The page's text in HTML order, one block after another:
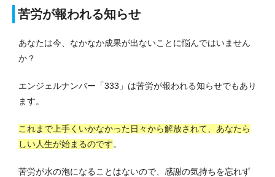
苦労が報われる知らせ
あなたは今、なかなか成果が出ないことに悩んではいません
か？
エンジェルナンバー「333」は苦労が報われる知らせでもあり
ます。
これまで上手くいかなかった日々から解放されて、あなたら
しい人生が始まるのです。
苦労が水の泡になることはないので、感謝の気持ちを忘れず